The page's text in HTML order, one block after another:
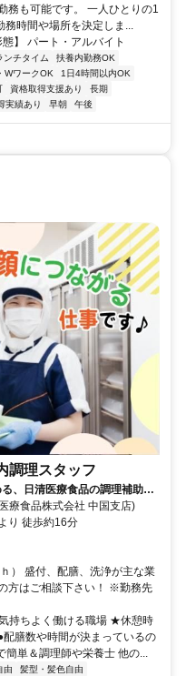
も可能です。 一人ひとりの1
時間や場所を決定しま...
】 パート・アルバイト
ンチタイム
扶養内勤務OK
WワークOK
1日4時間以内OK
資格取得支援あり
長期
実績あり 早朝 午後
調理スタッフ
、日清医療食品の調理補助
療食品株式会社 中国支店)
り 徒歩約16分
） 盛付、配膳、洗浄が主な業
方はご相談下さい！ ※勤務先
持ちよく働ける職場 ★休憩時
膳数や時間が決まっているの
単＆調理師や栄養士 他の...
由 髪型・髪色自由